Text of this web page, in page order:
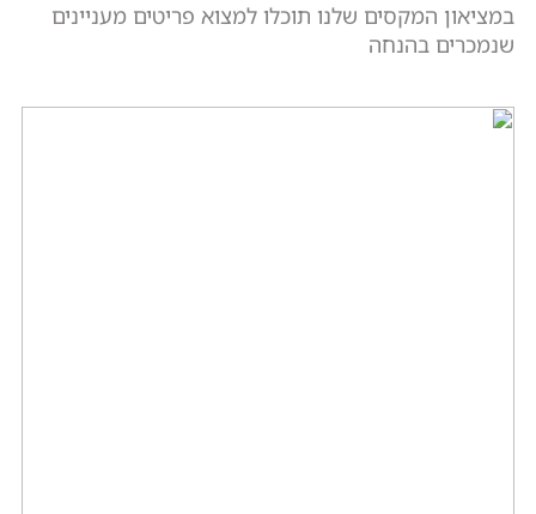
במציאון המקסים שלנו תוכלו למצוא פריטים מעניינים
שנמכרים בהנחה